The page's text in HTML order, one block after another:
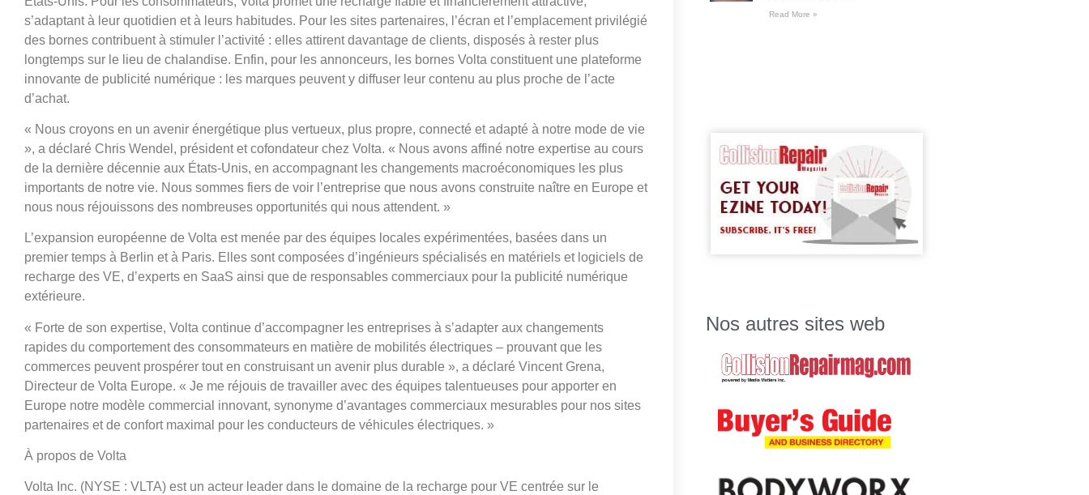
s’adaptant à leur quotidien et à leurs habitudes. Pour les sites partenaires, l’écran et l’emplacement privilégié
des bornes contribuent à stimuler l’activité : elles attirent davantage de clients, disposés à rester plus
longtemps sur le lieu de chalandise. Enfin, pour les annonceurs, les bornes Volta constituent une plateforme
innovante de publicité numérique : les marques peuvent y diffuser leur contenu au plus proche de l’acte
d’achat.
« Nous croyons en un avenir énergétique plus vertueux, plus propre, connecté et adapté à notre mode de vie
», a déclaré Chris Wendel, président et cofondateur chez Volta. « Nous avons affiné notre expertise au cours
de la dernière décennie aux États-Unis, en accompagnant les changements macroéconomiques les plus
importants de notre vie. Nous sommes fiers de voir l’entreprise que nous avons construite naître en Europe et
nous nous réjouissons des nombreuses opportunités qui nous attendent. »
L’expansion européenne de Volta est menée par des équipes locales expérimentées, basées dans un
premier temps à Berlin et à Paris. Elles sont composées d’ingénieurs spécialisés en matériels et logiciels de
recharge des VE, d’experts en SaaS ainsi que de responsables commerciaux pour la publicité numérique
extérieure.
« Forte de son expertise, Volta continue d’accompagner les entreprises à s’adapter aux changements
rapides du comportement des consommateurs en matière de mobilités électriques – prouvant que les
commerces peuvent prospérer tout en construisant un avenir plus durable », a déclaré Vincent Grena,
Directeur de Volta Europe. « Je me réjouis de travailler avec des équipes talentueuses pour apporter en
Europe notre modèle commercial innovant, synonyme d’avantages commerciaux mesurables pour nos sites
partenaires et de confort maximal pour les conducteurs de véhicules électriques. »
À propos de Volta
Volta Inc. (NYSE : VLTA) est un acteur leader dans le domaine de la recharge pour VE centrée sur le
Read More »
Nos autres sites web